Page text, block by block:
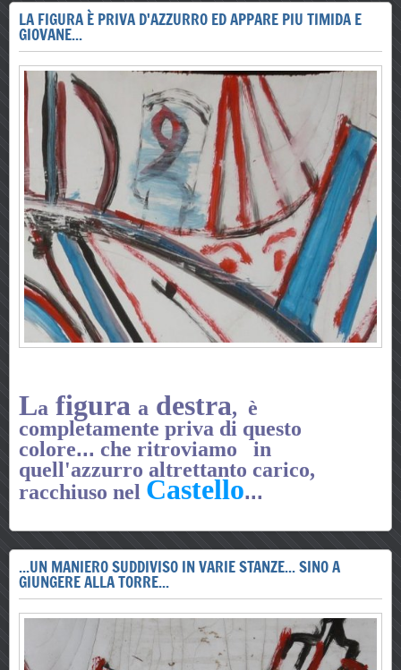
LA FIGURA È PRIVA D'AZZURRO ED APPARE PIU TIMIDA E
GIOVANE...
La figura a destra, è
completamente priva di questo
colore... che ritroviamo in
quell'azzurro altrettanto carico,
racchiuso nel Castello...
...UN MANIERO SUDDIVISO IN VARIE STANZE... SINO A
GIUNGERE ALLA TORRE...